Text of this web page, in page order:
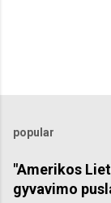
popular
"Amerikos
gyvavimo